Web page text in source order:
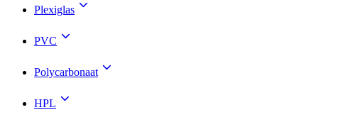
Plexiglas
PVC
Polycarbonaat
HPL